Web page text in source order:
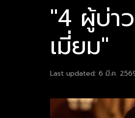
"4 ผู้บ่า
เมี่ยม"
Last updated: 6 มี.ค.